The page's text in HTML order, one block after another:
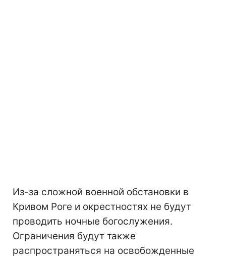
Из-за сложной военной обстановки в
Кривом Роге и окрестностях не будут
проводить ночные богослужения.
Ограничения будут также
распространяться на освобожденные